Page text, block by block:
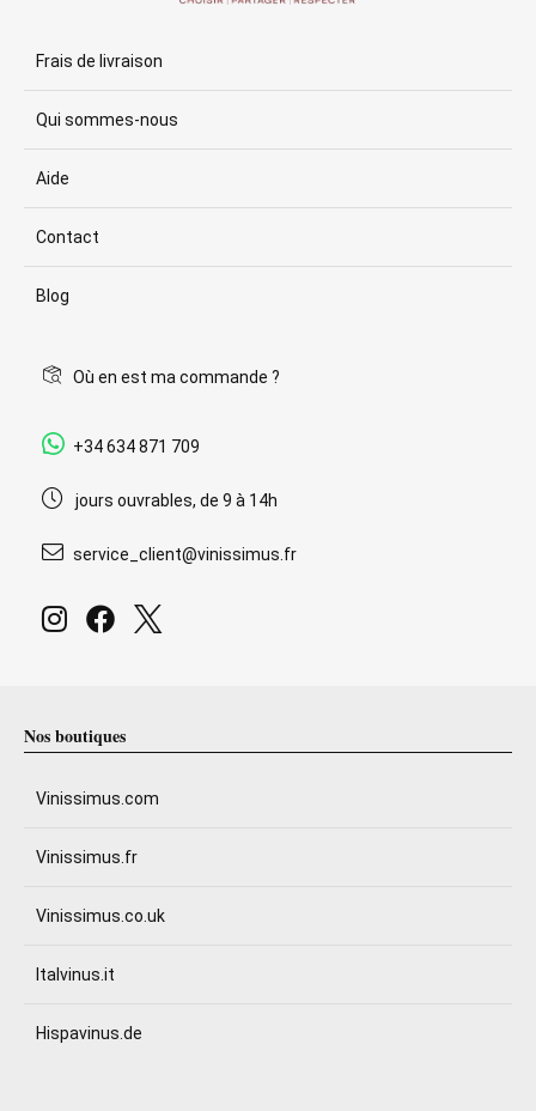
Frais de livraison
Qui sommes-nous
Aide
Contact
Blog
Où en est ma commande ?
+34 634 871 709
jours ouvrables, de 9 à 14h
service_client@vinissimus.fr
Nos boutiques
Vinissimus.com
Vinissimus.fr
Vinissimus.co.uk
Italvinus.it
Hispavinus.de